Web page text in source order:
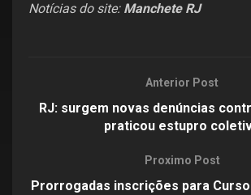
Notícias do site: Manchete RJ
Anterior Post
RJ: surgem novas denúncias
praticou estupro
Proximo Post
Prorrogadas inscrições para